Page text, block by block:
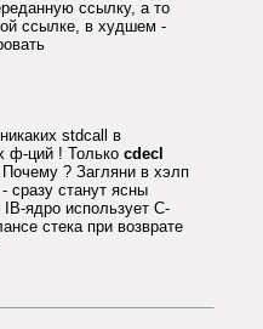
ссылку, а то
ссылке, в худшем -
stdcall в
ф-ций ! Только cdecl
? Загляни в хэлп
сразу станут ясны
ядро использует C-
стека при возврате